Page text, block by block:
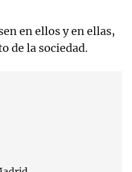
en ellos y en ellas,
de la sociedad.